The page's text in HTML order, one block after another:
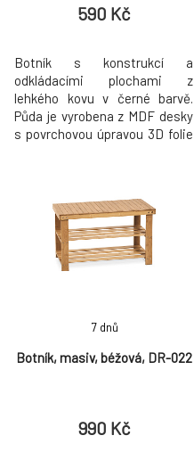
590 Kč
Botník s konstrukcí a
odkládacími plochami z
lehkého kovu v černé barvě.
Půda je vyrobena z MDF desky
s povrchovou úpravou 3D folie
Botník, masiv, béžová, DR-022
7 dnů
990 Kč